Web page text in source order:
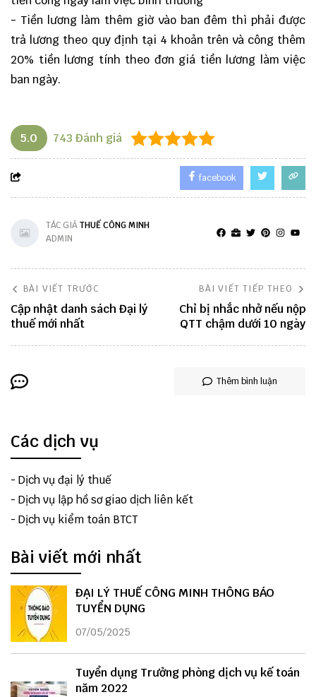
- Tiền lương làm thêm giờ vào ban đêm thì phải được
trả lương theo quy định tại 4 khoản trên và công thêm
20% tiền lương tính theo đơn giá tiền lương làm việc
ban ngày.
5.0 743 Đánh giá
facebook
TÁC GIẢTHUẾ CÔNG MINH
ADMIN
BÀI VIẾT TRƯỚC
Cập nhật danh sách Đại lý
thuế mới nhất
BÀI VIẾT TIẾP THEO
Chỉ bị nhắc nhở nếu nộp
QTT chậm dưới 10 ngày
Thêm bình luận
Các dịch vụ
- Dịch vụ đại lý thuế
- Dịch vụ lập hồ sơ giao dịch liên kết
- Dịch vụ kiểm toán BTCT
Bài viết mới nhất
ĐẠI LÝ THUẾ CÔNG MINH THÔNG BÁO
TUYỂN DỤNG
07/05/2025
Tuyển dụng Trưởng phòng dịch vụ kế toán
năm 2022